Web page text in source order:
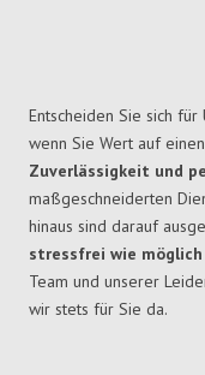
Entscheiden Sie sich
wenn Sie Wert auf
Zuverlässigkeit und
maßgeschneiderten
hinaus sind darauf
stressfrei wie möglich
Team und unserer
wir stets für Sie da.